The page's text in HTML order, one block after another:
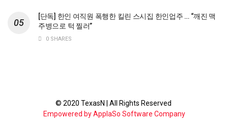
[단독] 한인 여직원 폭행한 킬린 스시집 한인업주 … “깨진 맥
주병으로 턱 찔러”
0 SHARES
© 2020 TexasN | All Rights Reserved
Empowered by ApplaSo Software Company